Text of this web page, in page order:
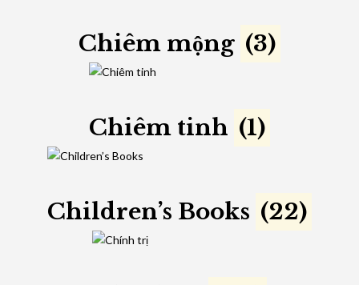
Chiêm mộng (3)
Chiêm tinh (1)
Children’s Books (22)